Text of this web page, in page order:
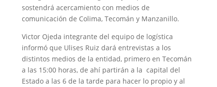
sostendrá acercamiento con medios de
comunicación de Colima, Tecomán y Manzanillo.
Victor Ojeda integrante del equipo de logística
informó que Ulises Ruiz dará entrevistas a los
distintos medios de la entidad, primero en Tecomán
a las 15:00 horas, de ahí partirán a la capital del
Estado a las 6 de la tarde para hacer lo propio y al